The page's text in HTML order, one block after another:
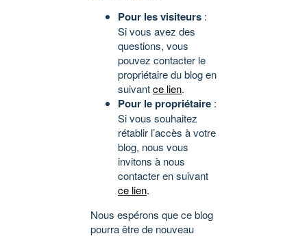
Pour les visiteurs :
Si vous avez des
questions, vous
pouvez contacter le
propriétaire du blog en
suivantce lien.
Pour le propriétaire :
Si vous souhaitez
rétablir l’accès à votre
blog, nous vous
invitons à nous
contacter en suivant
ce lien.
Nous espérons que ce blog
pourra être de nouveau